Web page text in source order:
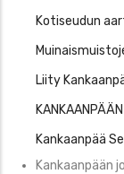
Kotiseudun
Liity
Kankaanpää
Kankaanpään